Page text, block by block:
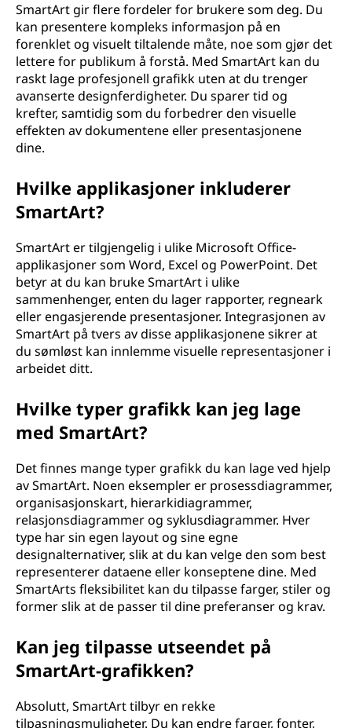
SmartArt gir flere fordeler for brukere som deg. Du
kan presentere kompleks informasjon på en
forenklet og visuelt tiltalende måte, noe som gjør det
lettere for publikum å forstå. Med SmartArt kan du
raskt lage profesjonell grafikk uten at du trenger
avanserte designferdigheter. Du sparer tid og
krefter, samtidig som du forbedrer den visuelle
effekten av dokumentene eller presentasjonene
dine.
Hvilke applikasjoner inkluderer
SmartArt?
SmartArt er tilgjengelig i ulike Microsoft Office-
applikasjoner som Word, Excel og PowerPoint. Det
betyr at du kan bruke SmartArt i ulike
sammenhenger, enten du lager rapporter, regneark
eller engasjerende presentasjoner. Integrasjonen av
SmartArt på tvers av disse applikasjonene sikrer at
du sømløst kan innlemme visuelle representasjoner i
arbeidet ditt.
Hvilke typer grafikk kan jeg lage
med SmartArt?
Det finnes mange typer grafikk du kan lage ved hjelp
av SmartArt. Noen eksempler er prosessdiagrammer,
organisasjonskart, hierarkidiagrammer,
relasjonsdiagrammer og syklusdiagrammer. Hver
type har sin egen layout og sine egne
designalternativer, slik at du kan velge den som best
representerer dataene eller konseptene dine. Med
SmartArts fleksibilitet kan du tilpasse farger, stiler og
former slik at de passer til dine preferanser og krav.
Kan jeg tilpasse utseendet på
SmartArt-grafikken?
Absolutt, SmartArt tilbyr en rekke
tilpasningsmuligheter. Du kan endre farger, fonter,